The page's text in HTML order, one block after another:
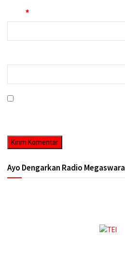
*
Ayo Dengarkan Radio Megaswara